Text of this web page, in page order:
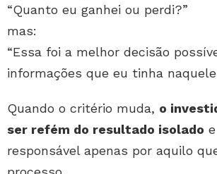
“Quanto eu ganhei ou perdi?”
mas:
“Essa foi a melhor decisão
informações que eu tinha
Quando o critério muda, o
ser refém do resultado isolado
responsável apenas por aquilo